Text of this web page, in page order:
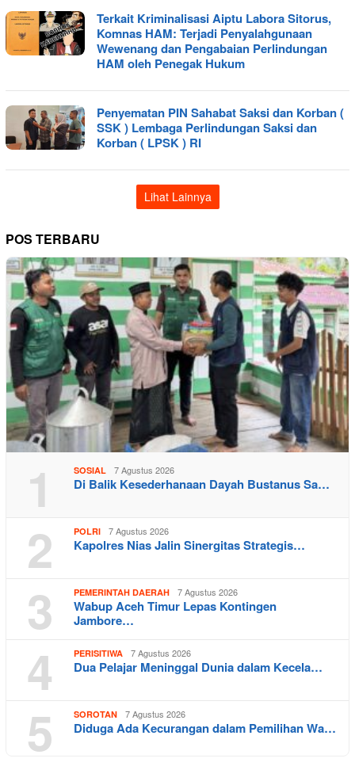
Terkait Kriminalisasi Aiptu Labora Sitorus,
Komnas HAM: Terjadi Penyalahgunaan
Wewenang dan Pengabaian Perlindungan
HAM oleh Penegak Hukum
Penyematan PIN Sahabat Saksi dan Korban (
SSK ) Lembaga Perlindungan Saksi dan
Korban ( LPSK ) RI
Lihat Lainnya
POS TERBARU
1 SOSIAL 7 Agustus 2026
Di Balik Kesederhanaan Dayah Bustanus Sa…
2 POLRI 7 Agustus 2026
Kapolres Nias Jalin Sinergitas Strategis…
3 PEMERINTAH DAERAH 7 Agustus 2026
Wabup Aceh Timur Lepas Kontingen
Jambore…
4 PERISITIWA 7 Agustus 2026
Dua Pelajar Meninggal Dunia dalam Kecela…
5 SOROTAN 7 Agustus 2026
Diduga Ada Kecurangan dalam Pemilihan Wa…